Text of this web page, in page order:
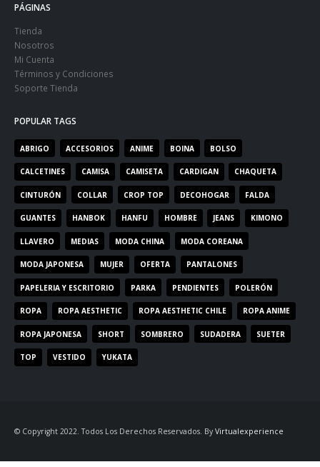
PÁGINAS
Tienda
Nosotros
Mi Cuenta
Términos y Condiciones
Soporte Tienda
POPULAR TAGS
ABRIGO ACCESORIOS ANIME BOINA BOLSO
CALCETINES CAMISA CAMISETA CARDIGAN CHAQUETA
CINTURÓN COLLAR CROP TOP DECOHOGAR FALDA
GUANTES HANBOK HANFU HOMBRE JEANS KIMONO
LLAVERO MEDIAS MODA CHINA MODA COREANA
MODA JAPONESA MUJER OFERTA PANTALONES
PAPELERIA Y ESCRITORIO PARKA PENDIENTES POLERÓN
ROPA ROPA AESTHETIC ROPA AESTHETIC CHILE ROPA ANIME
ROPA JAPONESA SHORT SOMBRERO SUDADERA SUETER
TOP VESTIDO YUKATA
© Copyright 2022. Todos Los Derechos Reservados. By Virtualexperience